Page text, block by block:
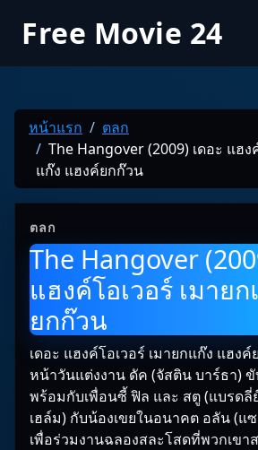
Free Movie 24
หน้าแรก
ตลก
The Hangover (2009) เดอะ แฮง
แก๊ง แฮงค์ยกก๊วน
ตลก
The Hangover
แฮงค์โอเวอร์ เมาย
ยกก๊วน
เดอะ แฮงค์โอเวอร์ เมายกแก๊ง แฮง
หน้าวันแต่งงาน ดัค (จัสติน บาร์ธา)
พร้อมกับเพื่อนซี้ ฟิล และ สตู (แบรดลี่
เฮล์ม) กับน้องเขยในอนาคต อลัน (แ
เพื่อร่วมงานฉลองสละโสดที่พวกเขา